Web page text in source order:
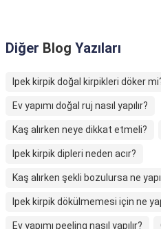
Diğer Blog Yazıları
Ipek kirpik doğal kirpikleri döker
Ev yapımı doğal ruj nasıl yapılır?
Kaş alırken neye dikkat etmeli?
Ipek kirpik dipleri neden acır?
Kaş alırken şekli bozulursa ne
Ipek kirpik dökülmemesi için ne
Ev yapımı peeling nasıl yapılır?